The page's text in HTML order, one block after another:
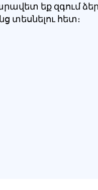
եք զգում
տեսնելու հետ։